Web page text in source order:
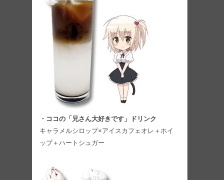
・ココの「兄さん大好きです」ドリンク
キャラメルシロップ×アイスカフェオレ＋ホイ
ップ＋ハートシュガー